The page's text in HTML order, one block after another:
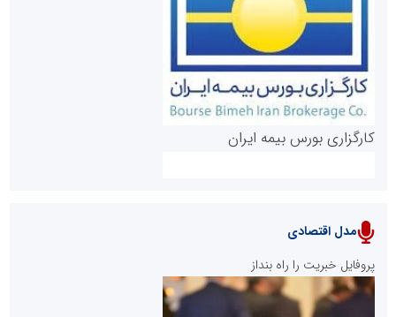
روابط عمومی خبرگزاری گزارش خبر
پایگاه خبری نهضت ملی مسکن
کارگزاری بورس بیمه ایران
مدل اقتصادی
پروفایل خبریت را راه بنداز